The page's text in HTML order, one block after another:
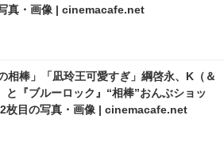
真・画像 | cinemacafe.net
相棒」「凪玲王可愛すぎ」綱啓永、K（＆
と『ブルーロック』“相棒”おんぶショッ
2枚目の写真・画像 | cinemacafe.net